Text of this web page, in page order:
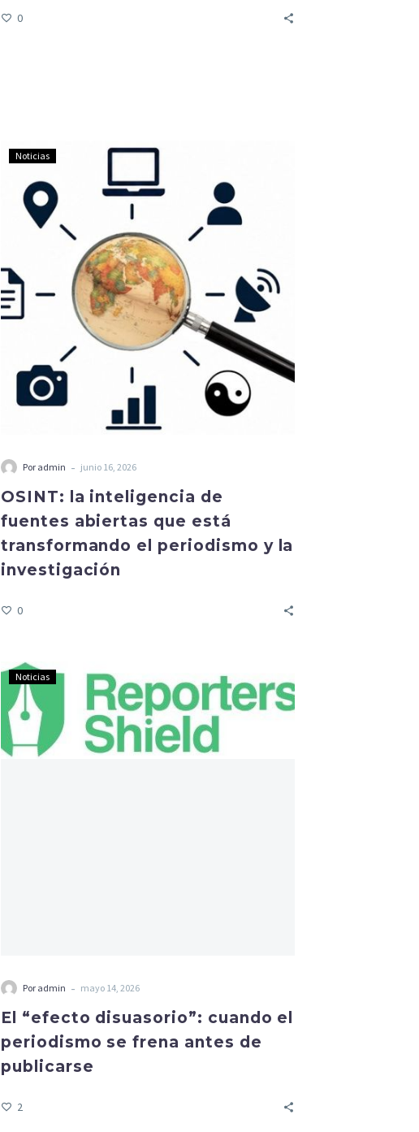
0
Noticias
Por admin - junio 16, 2026
OSINT: la inteligencia de
fuentes abiertas que está
transformando el periodismo y la
investigación
0
Noticias
Por admin - mayo 14, 2026
El “efecto disuasorio”: cuando el
periodismo se frena antes de
publicarse
2